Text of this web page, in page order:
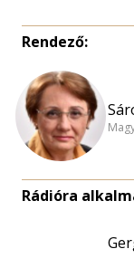
Rendező:
Rádióra